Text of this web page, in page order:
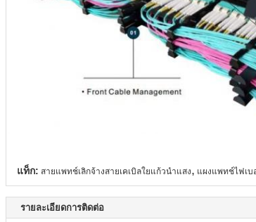
แท็ก: สายแพทช์เลิกจ้างสายเคเบิลใยแก้วนำแสง, แผงแพทช์ไฟเบ
รายละเอียดการติดต่อ